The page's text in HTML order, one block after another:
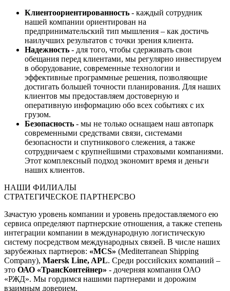
Клиентоориентированность - каждый сотрудник
нашей компании ориентирован на
предпринимательский тип мышления – как достичь
наилучших результатов с точки зрения клиента.
Надежность - для того, чтобы сдерживать свои
обещания перед клиентами, мы регулярно инвестируем
в оборудование, современные технологии и
эффективные программные решения, позволяющие
достигать большей точности планирования. Для наших
клиентов мы предоставляем достоверную и
оперативную информацию обо всех событиях с их
грузом.
Безопасность - мы не только оснащаем наш автопарк
современными средствами связи, системами
безопасности и спутникового слежения, а также
сотрудничаем с крупнейшими страховыми компаниями.
Этот комплексный подход экономит время и деньги
наших клиентов.
НАШИ ФИЛИАЛЫ
СТРАТЕГИЧЕСКОЕ ПАРТНЕРСВО
Зачастую уровень компании и уровень предоставляемого ею
сервиса определяют партнерские отношения, а также степень
интеграции компании в международную логистическую
систему посредством международных связей. В числе наших
зарубежных партнеров: «MCS» (Mediterranean Shipping
Company), Maersk Line, APL. Среди российских компаний –
это ОАО «ТрансКонтейнер» - дочерняя компания ОАО
«РЖД». Мы гордимся нашими партнерами и дорожим
взаимным доверием.